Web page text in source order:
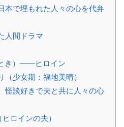
本で埋もれた人々の心を代弁
人間ドラマ
き）——ヒロイン
（少女期：福地美晴）
怪談好きで夫と共に人々の心
ロインの夫）